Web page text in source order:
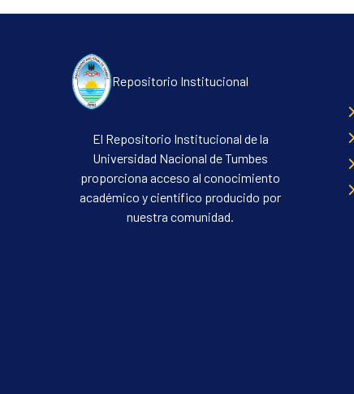
Repositorio Institucional
El Repositorio Institucional de la
Universidad Nacional de Tumbes
proporciona acceso al conocimiento
académico y científico producido por
nuestra comunidad.